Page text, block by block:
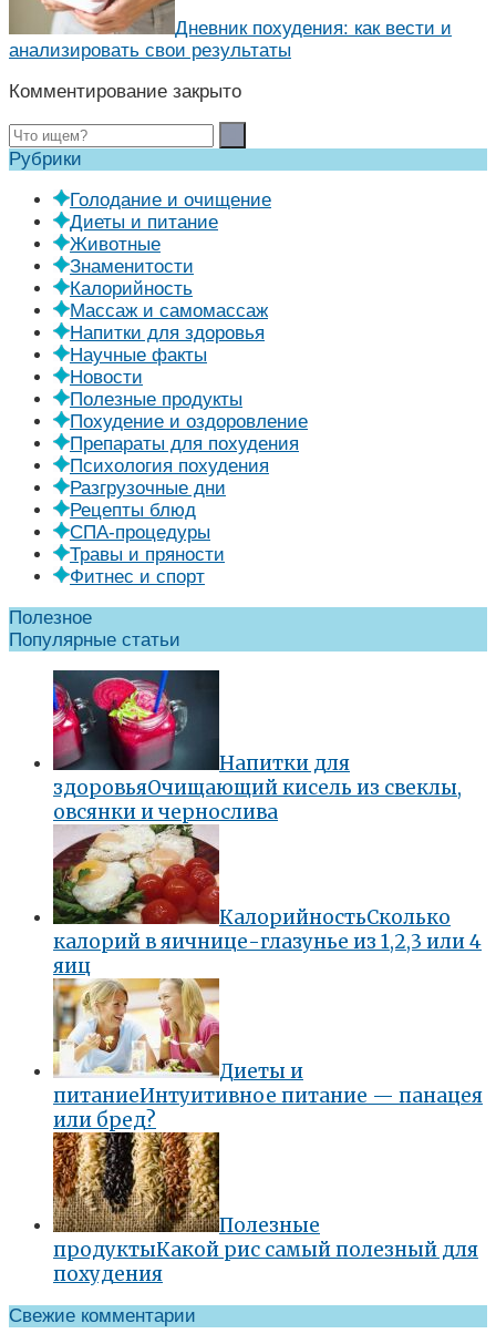
Дневник похудения: как вести и
анализировать свои результаты
Комментирование закрыто
Рубрики
Голодание и очищение
Диеты и питание
Животные
Знаменитости
Калорийность
Массаж и самомассаж
Напитки для здоровья
Научные факты
Новости
Полезные продукты
Похудение и оздоровление
Препараты для похудения
Психология похудения
Разгрузочные дни
Рецепты блюд
СПА-процедуры
Травы и пряности
Фитнес и спорт
Полезное
Популярные статьи
Напитки для
здоровьяОчищающий кисель из свеклы,
овсянки и чернослива
КалорийностьСколько
калорий в яичнице-глазунье из 1,2,3 или 4
яиц
Диеты и
питаниеИнтуитивное питание — панацея
или бред?
Полезные
продуктыКакой рис самый полезный для
похудения
Свежие комментарии